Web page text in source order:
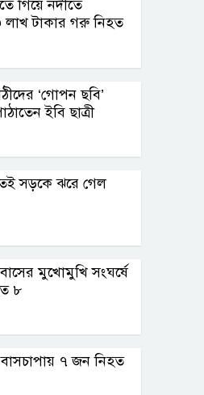
গিয়ে নদীতে
টাকার গরু নিহত
‘গোপন ছবি’
ইবি ছাত্রী
সড়কে ঝরে গেল
মুখোমুখি সংঘর্ষে
৮
৭ জন নিহত